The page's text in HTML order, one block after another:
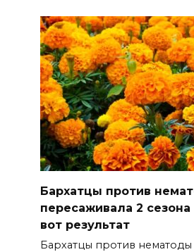
Бархатцы против
пересаживала 2
вот результат
Бархатцы против нематоды